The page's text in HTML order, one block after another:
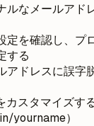
ルなメールアド
定を確認し、プ
する
アドレスに誤字
カスタマイズす
yourname）